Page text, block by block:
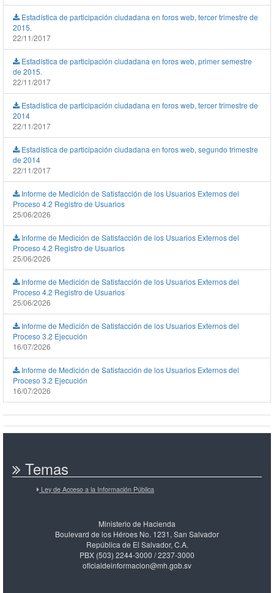
Estadística de participación ciudadana en foros web, tercer trimestre de
2015.
22/11/2017
Estadística de participación ciudadana en foros web, primer semestre
de 2015.
22/11/2017
Estadística de participación ciudadana en foros web, tercer trimestre de
2014
22/11/2017
Estadística de participación ciudadana en foros web, segundo trimestre
de 2014
22/11/2017
Informe de Medición de Satisfacción de los Usuarios Externos del
Proceso 4.2 Registro de Usuarios
25/06/2026
Informe de Medición de Satisfacción de los Usuarios Externos del
Proceso 4.2 Registro de Usuarios
25/06/2026
Informe de Medición de Satisfacción de los Usuarios Externos del
Proceso 4.2 Registro de Usuarios
25/06/2026
Informe de Medición de Satisfacción de los Usuarios Externos del
Proceso 3.2 Ejecución
16/07/2026
Informe de Medición de Satisfacción de los Usuarios Externos del
Proceso 3.2 Ejecución
16/07/2026
Temas
Ley de Acceso a la Información Pública
Ministerio de Hacienda
Boulevard de los Héroes No. 1231, San Salvador
República de El Salvador, C.A.
PBX (503) 2244-3000 / 2237-3000
oficialdeinformacion@mh.gob.sv